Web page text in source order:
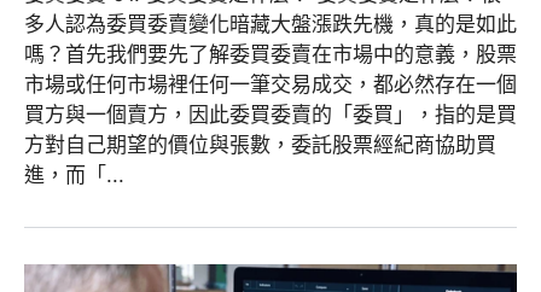
多人認為委買委賣變化暗藏大盤漲跌先機，真的是如此
嗎？首先我們要先了解委買委賣在市場中的意義，股票
市場或任何市場裡任何一筆交易成交，都必然存在一個
買方與一個賣方，因此委買委賣的「委買」，指的是買
方對自己期望的價位與張數，委託股票經紀商協助買
進，而「...